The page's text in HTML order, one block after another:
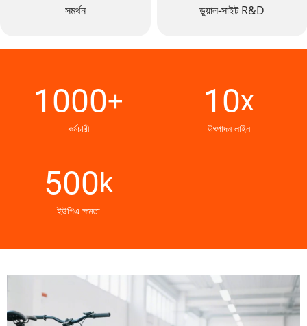
সমর্থন
ডুয়াল-সাইট R&D
1000+
কর্মচারী
10x
উৎপাদন লাইন
500k
ইউপিএ ক্ষমতা